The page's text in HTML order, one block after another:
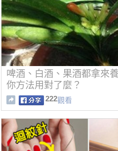
啤酒、白酒、果酒都拿來
你方法用對了麼？
222觀看